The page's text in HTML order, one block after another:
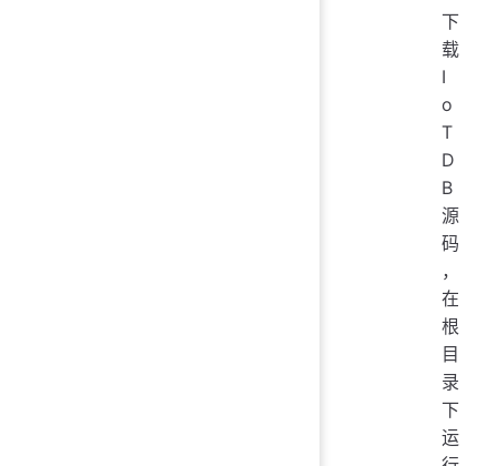
下
载
I
o
T
D
B
源
码
，
在
根
目
录
下
运